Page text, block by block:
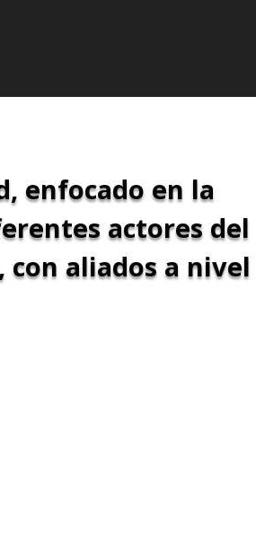
enfocado en la
actores del
aliados a nivel